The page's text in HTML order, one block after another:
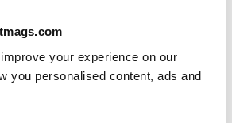
your experience on our
you personalised content, ads and